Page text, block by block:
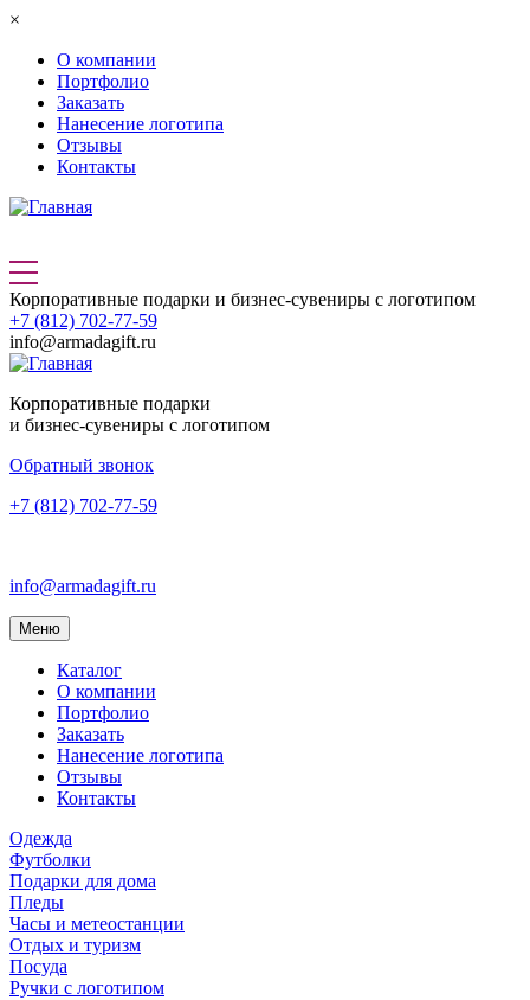
Перейти к основному содержанию
×
О компании
Портфолио
Заказать
Нанесение логотипа
Отзывы
Контакты
Корпоративные подарки и бизнес-сувениры с логотипом
+7 (812) 702-77-59
info@armadagift.ru
Корпоративные подарки
и бизнес-сувениры с логотипом
Обратный звонок
+7 (812) 702-77-59
info@armadagift.ru
Toggle
navigation
Меню
Каталог
О компании
Портфолио
Заказать
Нанесение логотипа
Отзывы
Контакты
Одежда
Футболки
Подарки для дома
Пледы
Часы и метеостанции
Отдых и туризм
Посуда
Ручки с логотипом